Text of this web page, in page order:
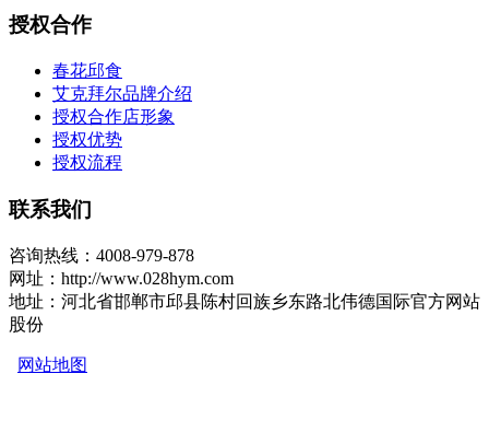
授权合作
春花邱食
艾克拜尔品牌介绍
授权合作店形象
授权优势
授权流程
联系我们
咨询热线：4008-979-878
网址：http://www.028hym.com
地址：河北省邯郸市邱县陈村回族乡东路北伟德国际官方网站
股份
网站地图